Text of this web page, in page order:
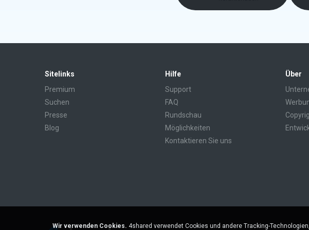
Sitelinks
Premium
Suchen
Presse
Blog
Hilfe
Support
FAQ
Rundschau
Möglichkeiten
Kontaktieren Sie uns
Über
Wir verwenden Cookies. 4shared verwendet Cookies und andere Tracking-